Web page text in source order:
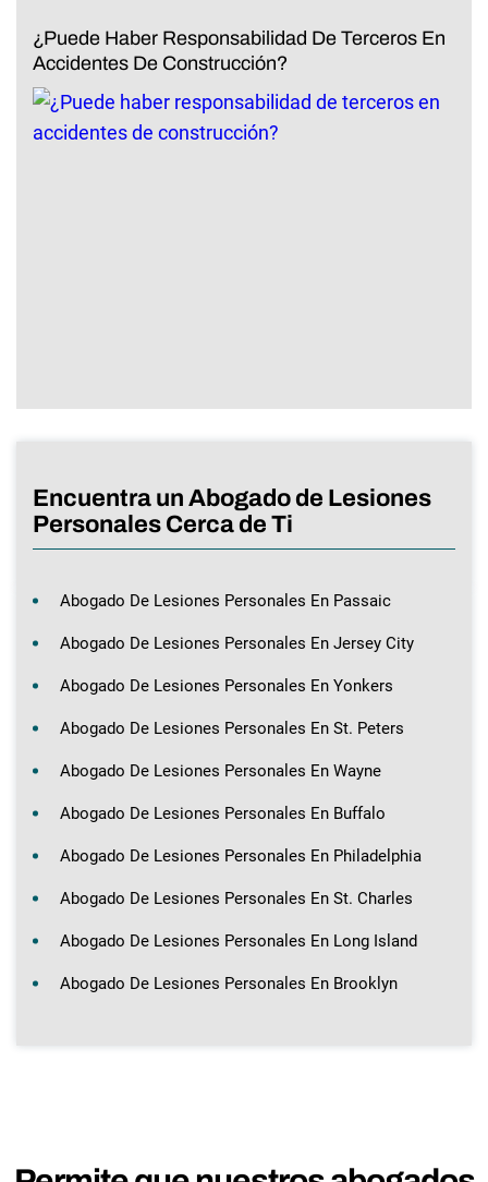
¿Puede Haber Responsabilidad De Terceros En
Accidentes De Construcción?
Encuentra un Abogado de Lesiones
Personales Cerca de Ti
Abogado De Lesiones Personales En Passaic
Abogado De Lesiones Personales En Jersey City
Abogado De Lesiones Personales En Yonkers
Abogado De Lesiones Personales En St. Peters
Abogado De Lesiones Personales En Wayne
Abogado De Lesiones Personales En Buffalo
Abogado De Lesiones Personales En Philadelphia
Abogado De Lesiones Personales En St. Charles
Abogado De Lesiones Personales En Long Island
Abogado De Lesiones Personales En Brooklyn